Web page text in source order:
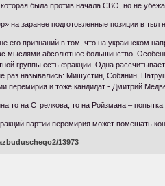
была против начала СВО, но не
на заранее подготовленные позиции в
его признаний в том, что на украинском
мыслями абсолютное большинство.
группы есть фракции. Одна
раз назывались: Мишустин, Собянин,
перемирия и тоже кандидат - Дмитрий
то на Стрелкова, то на Ройзмана –
партии перемирия может помешать
13973